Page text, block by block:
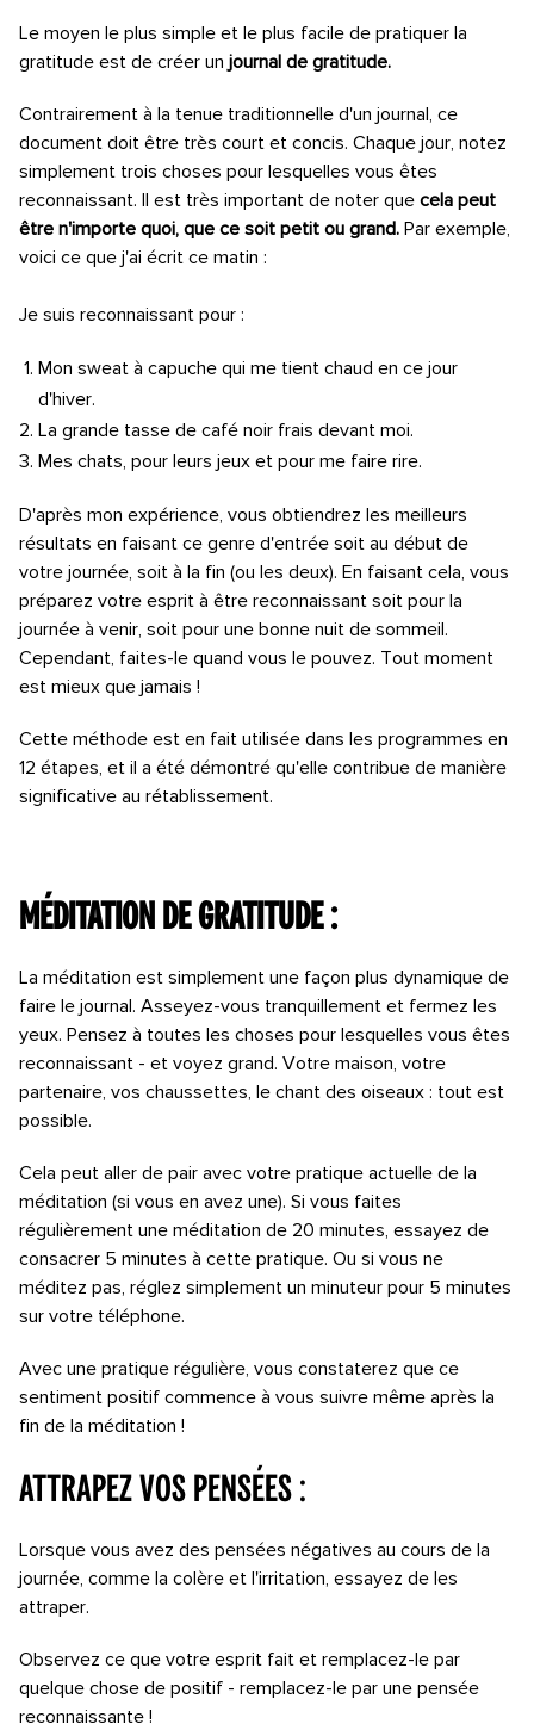
Le moyen le plus simple et le plus facile de pratiquer la
gratitude est de créer un journal de gratitude.
Contrairement à la tenue traditionnelle d'un journal, ce
document doit être très court et concis. Chaque jour, notez
simplement trois choses pour lesquelles vous êtes
reconnaissant. Il est très important de noter que cela peut
être n'importe quoi, que ce soit petit ou grand. Par exemple,
voici ce que j'ai écrit ce matin :
Je suis reconnaissant pour :
Mon sweat à capuche qui me tient chaud en ce jour
d'hiver.
La grande tasse de café noir frais devant moi.
Mes chats, pour leurs jeux et pour me faire rire.
D'après mon expérience, vous obtiendrez les meilleurs
résultats en faisant ce genre d'entrée soit au début de
votre journée, soit à la fin (ou les deux). En faisant cela, vous
préparez votre esprit à être reconnaissant soit pour la
journée à venir, soit pour une bonne nuit de sommeil.
Cependant, faites-le quand vous le pouvez. Tout moment
est mieux que jamais !
Cette méthode est en fait utilisée dans les programmes en
12 étapes, et il a été démontré qu'elle contribue de manière
significative au rétablissement.
Méditation de gratitude :
La méditation est simplement une façon plus dynamique de
faire le journal. Asseyez-vous tranquillement et fermez les
yeux. Pensez à toutes les choses pour lesquelles vous êtes
reconnaissant - et voyez grand. Votre maison, votre
partenaire, vos chaussettes, le chant des oiseaux : tout est
possible.
Cela peut aller de pair avec votre pratique actuelle de la
méditation (si vous en avez une). Si vous faites
régulièrement une méditation de 20 minutes, essayez de
consacrer 5 minutes à cette pratique. Ou si vous ne
méditez pas, réglez simplement un minuteur pour 5 minutes
sur votre téléphone.
Avec une pratique régulière, vous constaterez que ce
sentiment positif commence à vous suivre même après la
fin de la méditation !
Attrapez vos pensées :
Lorsque vous avez des pensées négatives au cours de la
journée, comme la colère et l'irritation, essayez de les
attraper.
Observez ce que votre esprit fait et remplacez-le par
quelque chose de positif - remplacez-le par une pensée
reconnaissante !